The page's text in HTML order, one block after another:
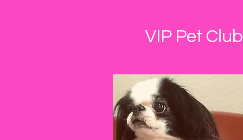
VIP Pet Club